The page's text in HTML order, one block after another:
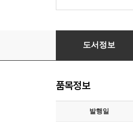
딜레마 사전
도서정보
품목정보
발행일